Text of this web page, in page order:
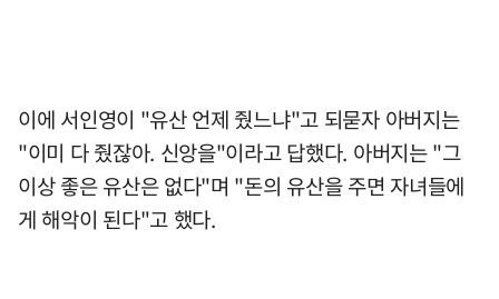
이에 서인영이 "유산 언제 줬느냐"고 되묻자 아버지는
"이미 다 줬잖아. 신앙을"이라고 답했다. 아버지는 "그
이상 좋은 유산은 없다"며 "돈의 유산을 주면 자녀들에
게 해악이 된다"고 했다.